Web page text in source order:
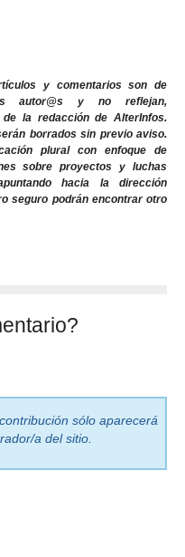
y comentarios son de
autor@s y no reflejan,
la redacción de AlterInfos.
borrados sin previo aviso.
plural con enfoque de
sobre proyectos y luchas
hacia la dirección
seguro podrán encontrar otro
sólo aparecerá
a del sitio.